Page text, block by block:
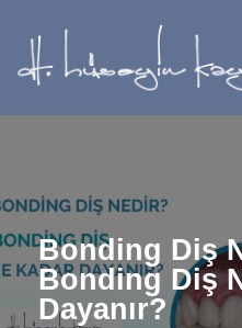
Bonding Diş
Bonding Diş
Dayanır?